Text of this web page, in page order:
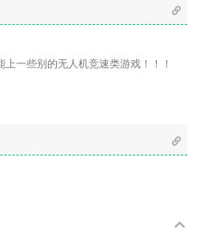
一些别的无人机竞速类游戏！！！